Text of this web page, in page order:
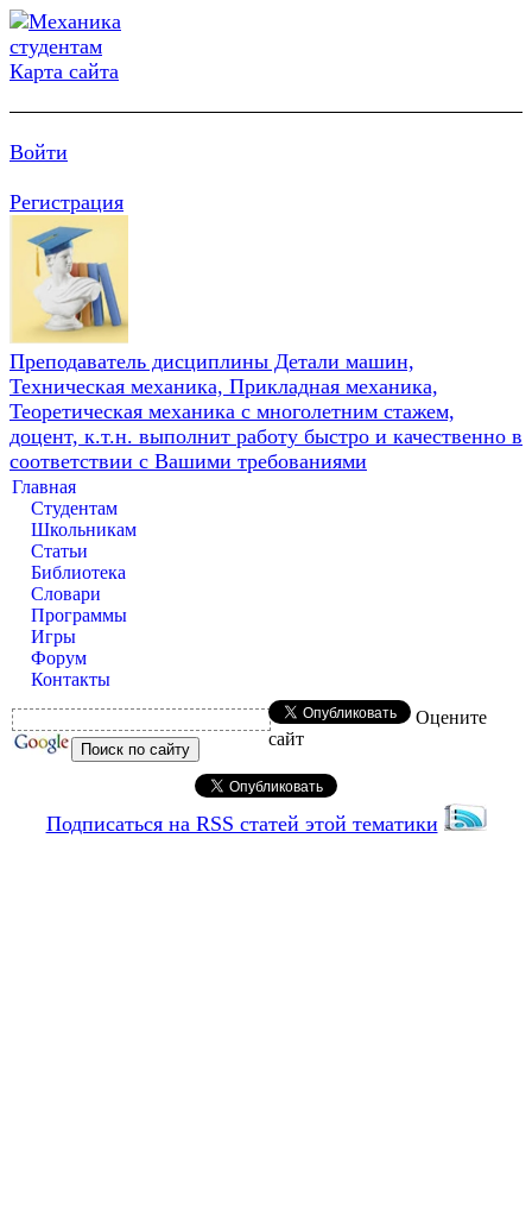
Карта сайта
Войти
Регистрация
Преподаватель дисциплины Детали машин,
Техническая механика, Прикладная механика,
Теоретическая механика с многолетним стажем,
доцент, к.т.н. выполнит работу быстро и качественно в
соответствии с Вашими требованиями
Главная
Студентам
Школьникам
Статьи
Библиотека
Словари
Программы
Игры
Форум
Контакты
Оцените
сайт
Подписаться на RSS статей этой тематики